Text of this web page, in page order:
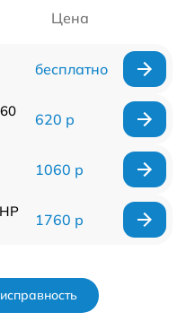
Цена
бесплатно
620 р
1060 р
1760 р